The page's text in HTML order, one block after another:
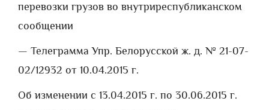
перевозки грузов во внутриреспубликанском
сообщении
— Телеграмма Упр. Белорусской ж. д. № 21-07-
02/12932 от 10.04.2015 г.
Об изменении с 13.04.2015 г. по 30.06.2015 г.